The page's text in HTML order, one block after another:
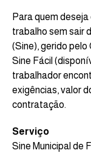
Para quem
trabalho sem sair
(Sine), gerido
Sine Fácil
trabalhador
exigências, valor
contratação.
Serviço
Sine Municipal de